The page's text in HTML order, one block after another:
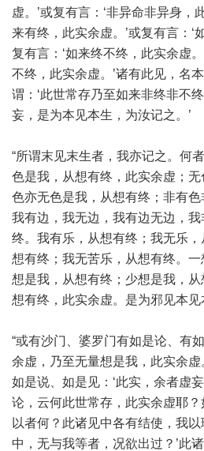
虚。’或复有言：‘非异命非异身，
来有终，此实余虚。’或复有言：‘
复有言：‘如来终不终，此实余虚
不终，此实余虚。’诸有此见，名
谓：‘此世常存乃至如来非终非不
妄，是为本见本生，为汝记之。’
“所谓末见末生者，我亦记之。何
色是我，从想有终，此实余虚；
色亦无色是我，从想有终；非有色
我有边，我无边，我有边无边，
终。我有乐，从想有终；我无乐
想有终；我无苦乐，从想有终。
想是我，从想有终；少想是我，
想有终，此实余虚。是为邪见本见
“或有沙门、婆罗门有如是论、有
余虚，乃至无量想是我，此实余虚
如是说、如是见：‘此实，余者虚
论，云何此世常存，此实余虚耶
以者何？此诸见中各有结使，我
中，无与我等者，况欲出过？’此